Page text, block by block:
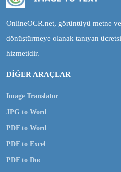
OnlineOCR.net, görüntüyü metne
dönüştürmeye olanak tanıyan
hizmetidir.
DİĞER ARAÇLAR
Image Translator
JPG to Word
PDF to Word
PDF to Excel
PDF to Doc